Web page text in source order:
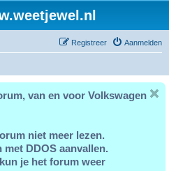
Aanmelden
Registreer
van en voor Volkswagen
niet meer lezen.
DDOS aanvallen.
je het forum weer